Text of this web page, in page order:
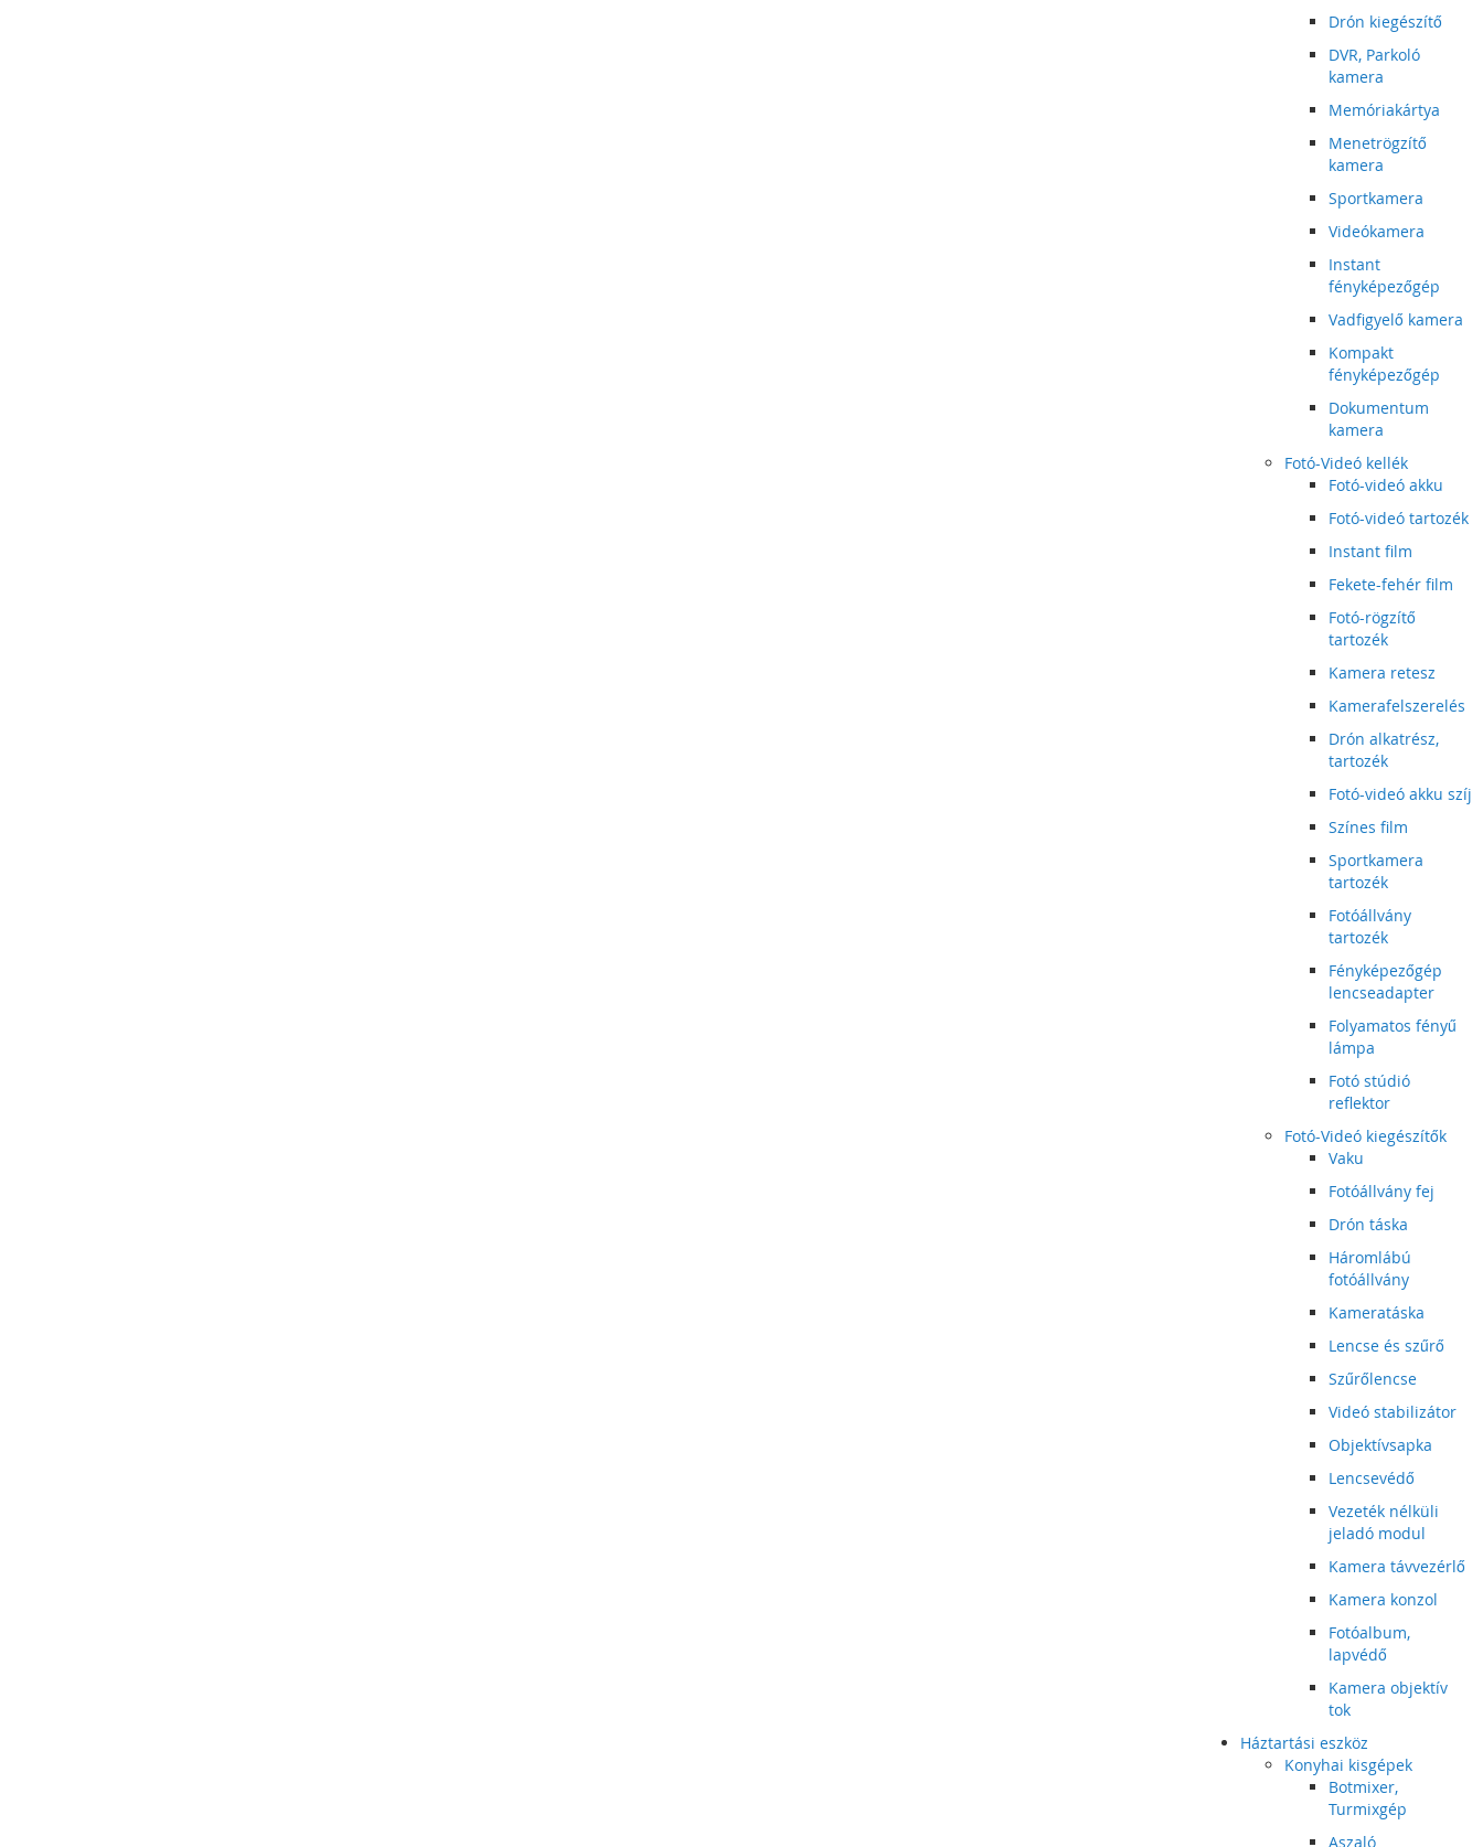
Drón kiegészítő
DVR, Parkoló
kamera
Memóriakártya
Menetrögzítő
kamera
Sportkamera
Videókamera
Instant
fényképezőgép
Vadfigyelő kamera
Kompakt
fényképezőgép
Dokumentum
kamera
Fotó-Videó kellék
Fotó-videó akku
Fotó-videó tartozék
Instant film
Fekete-fehér film
Fotó-rögzítő
tartozék
Kamera retesz
Kamerafelszerelés
Drón alkatrész,
tartozék
Fotó-videó akku szíj
Színes film
Sportkamera
tartozék
Fotóállvány
tartozék
Fényképezőgép
lencseadapter
Folyamatos fényű
lámpa
Fotó stúdió
reflektor
Fotó-Videó kiegészítők
Vaku
Fotóállvány fej
Drón táska
Háromlábú
fotóállvány
Kameratáska
Lencse és szűrő
Szűrőlencse
Videó stabilizátor
Objektívsapka
Lencsevédő
Vezeték nélküli
jeladó modul
Kamera távvezérlő
Kamera konzol
Fotóalbum,
lapvédő
Kamera objektív
tok
Háztartási eszköz
Konyhai kisgépek
Botmixer,
Turmixgép
Aszaló